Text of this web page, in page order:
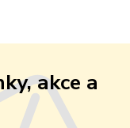
akce a